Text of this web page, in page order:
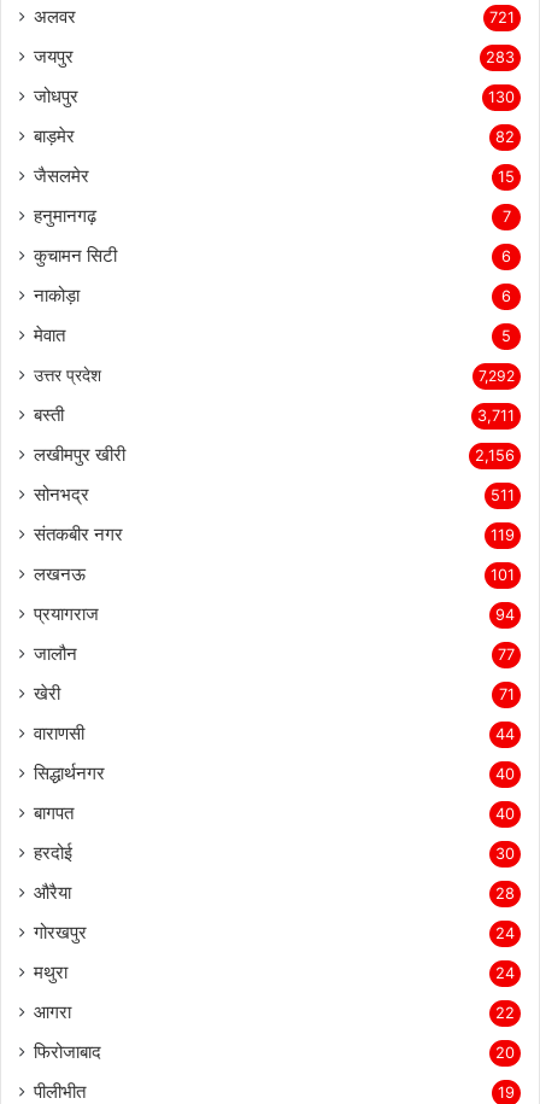
अलवर 721
जयपुर 283
जोधपुर 130
बाड़मेर 82
जैसलमेर 15
हनुमानगढ़ 7
कुचामन सिटी 6
नाकोड़ा 6
मेवात 5
उत्तर प्रदेश 7,292
बस्ती 3,711
लखीमपुर खीरी 2,156
सोनभद्र 511
संतकबीर नगर 119
लखनऊ 101
प्रयागराज 94
जालौन 77
खेरी 71
वाराणसी 44
सिद्धार्थनगर 40
बागपत 40
हरदोई 30
औरैया 28
गोरखपुर 24
मथुरा 24
आगरा 22
फिरोजाबाद 20
पीलीभीत 19